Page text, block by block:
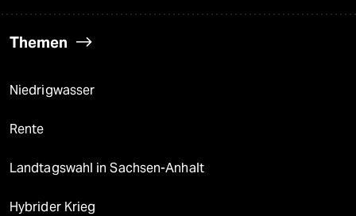
Themen
Niedrigwasser
Rente
Landtagswahl in Sachsen-Anhalt
Hybrider Krieg